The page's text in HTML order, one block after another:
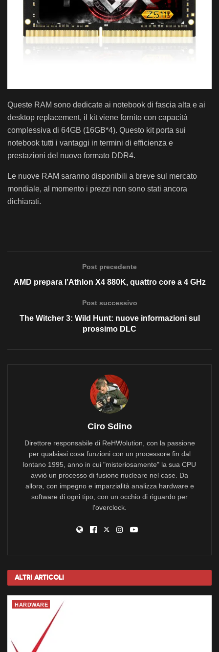
Queste RAM sono dedicate ai notebook di fascia alta e ai
desktop replacement, il kit viene fornito con capacità
complessiva di 64GB (16GB*4). Questo kit porta sui
notebook tutti i vantaggi in termini di efficienza e
prestazioni del nuovo formato DDR4.
Le nuove RAM saranno disponibili a breve sul mercato
mondiale, al momento i prezzi non sono stati ancora
dichiarati.
Post precedente
AMD prepara l’Athlon X4 880K, quattro core a 4 GHz
Post successivo
The Witcher 3: Wild Hunt: nuove informazioni sul
prossimo DLC
Ciro Sdino
Direttore responsabile di ReHWolution, con la passione
per qualsiasi cosa funzioni con un processore fin dal
lontano 1995, anno in cui "misteriosamente" la sua CPU
avviò un processo di fusione nucleare nel case. Da
allora, con impegno e imparzialità analizza hardware e
software di ogni tipo, con un occhio di riguardo per
l'overclock.
Altri Articoli
HARDWARE